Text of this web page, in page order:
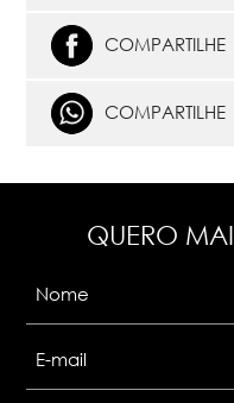
COMPARTILHE
COMPARTILHE
QUERO